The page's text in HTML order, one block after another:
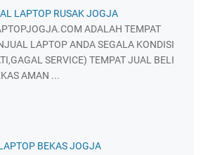
LAPTOP RUSAK JOGJA
ADALAH TEMPAT
LAPTOP ANDA SEGALA KONDISI
SERVICE) TEMPAT JUAL BELI
AMAN ...
BEKAS JOGJA